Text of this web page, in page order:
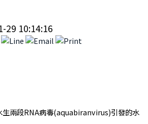
29 10:14:16
生兩段RNA病毒(aquabiranvirus)引發的水